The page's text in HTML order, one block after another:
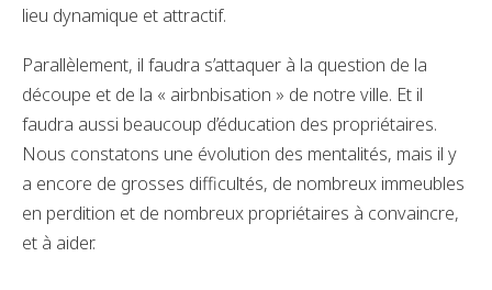
lieu dynamique et attractif.
Parallèlement, il faudra s’attaquer à la question de la
découpe et de la « airbnbisation » de notre ville. Et il
faudra aussi beaucoup d’éducation des propriétaires.
Nous constatons une évolution des mentalités, mais il y
a encore de grosses difficultés, de nombreux immeubles
en perdition et de nombreux propriétaires à convaincre,
et à aider.